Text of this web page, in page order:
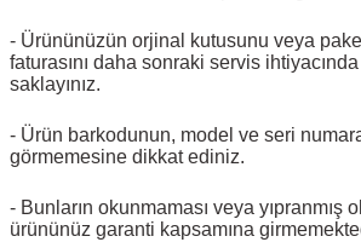
- Ürününüzün orjinal kutusunu veya
faturasını daha sonraki servis
saklayınız.
- Ürün barkodunun, model ve seri
görmemesine dikkat ediniz.
- Bunların okunmaması veya yıpranmış
ürününüz garanti kapsamına